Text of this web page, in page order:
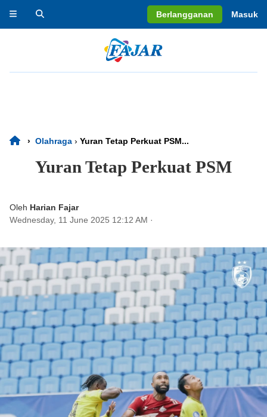
Berlangganan Masuk
› Olahraga › Yuran Tetap Perkuat PSM...
Yuran Tetap Perkuat PSM
Oleh Harian Fajar
Wednesday, 11 June 2025 12:12 AM ·